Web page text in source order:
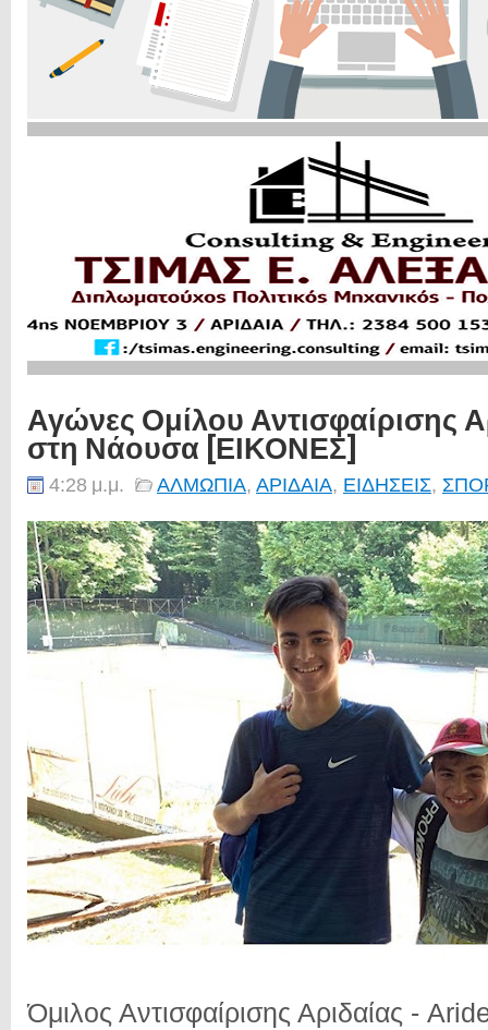
Αγώνες Ομίλου Αντισφαίρισης
στη Νάουσα [ΕΙΚΟΝΕΣ]
4:28 μ.μ. ΑΛΜΩΠΙΑ, ΑΡΙΔΑΙΑ, ΕΙΔΗΣΕΙΣ,
Όμιλος Αντισφαίρισης Αριδαίας -